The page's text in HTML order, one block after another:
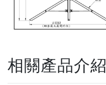
相關產品介紹